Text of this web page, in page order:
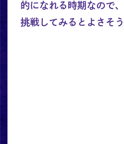
的になれる時期なので
挑戦してみるとよさそう